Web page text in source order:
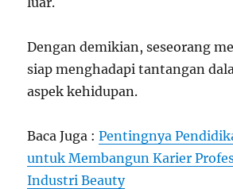
Dengan demikian, seseorang
siap menghadapi tantangan
aspek kehidupan.
Baca Juga :Pentingnya
untuk Membangun Karier
Industri Beauty